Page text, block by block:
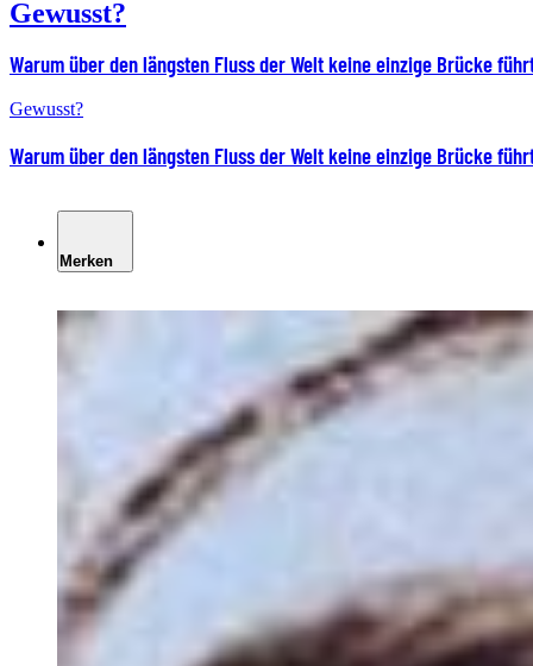
Gewusst?
Warum über den längsten Fluss der Welt keine einzige Brücke
Gewusst?
Warum über den längsten Fluss der Welt keine einzige Brücke
Merken